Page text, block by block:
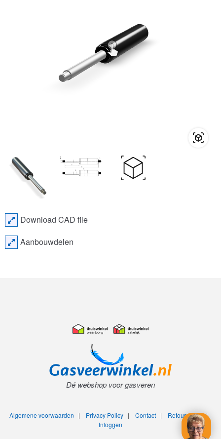
Download CAD file
Aanbouwdelen
Dé webshop voor gasveren
Algemene voorwaarden | Privacy Policy| Contact| Retourneren|
Inloggen